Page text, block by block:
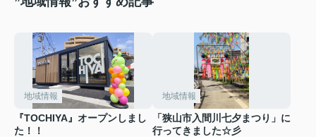
地域情報
『TOCHIYA』オープンしまし
た！！
地域情報
「狭山市入間川七夕まつり」に
行ってきました☆彡